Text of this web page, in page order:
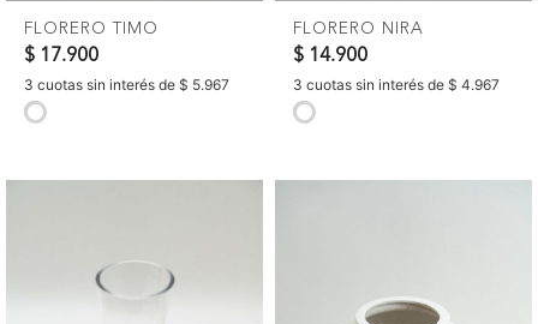
FLORERO TIMO
$ 17.900
3 cuotas sin interés de $ 5.967
FLORERO NIRA
$ 14.900
3 cuotas sin interés de $ 4.967